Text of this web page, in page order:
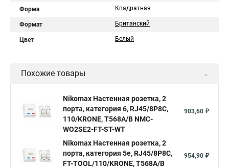
Форма Квадратная
Формат Британский
Цвет Белый
Похожие товары
Nikomax Настенная розетка, 2
порта, категория 6, RJ45/8P8C,
110/KRONE, T568A/B NMC-
WO2SE2-FT-ST-WT
903,60 ₽
Nikomax Настенная розетка, 2
порта, категория 5е, RJ45/8P8C,
FT-TOOL/110/KRONE, T568A/B
954,90 ₽